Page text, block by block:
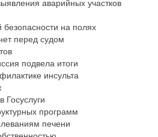
аварийных участков
на полях
перед судом
подвела итоги
инсульта
Госуслуги
программ
печени